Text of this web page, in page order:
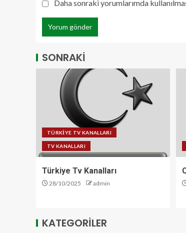
Daha sonraki yorumlarımda
SONRAKİ
TÜRKİYE TV KANALLARI
TV KANALLARI
Türkiye Tv Kanalları
28/10/2025 admin
KATEGORİLER